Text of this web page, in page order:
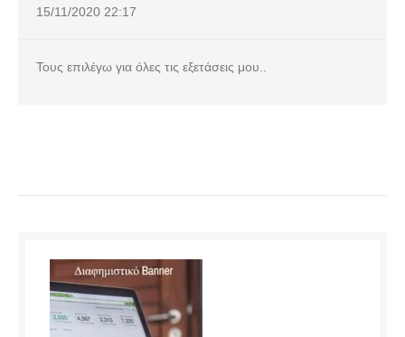
15/11/2020 22:17
Τους επιλέγω για όλες τις εξετάσεις μου..